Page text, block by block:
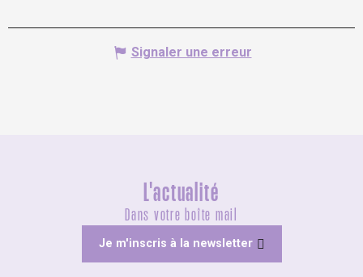
Signaler une erreur
L'actualité
Dans votre boîte mail
Je m'inscris à la newsletter